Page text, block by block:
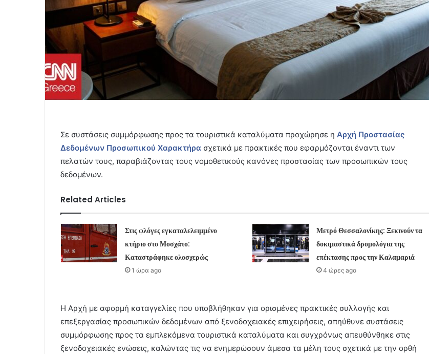
Σε συστάσεις συμμόρφωσης προς τα τουριστικά καταλύματα προχώρησε η Αρχή Προστασίας
Δεδομένων Προσωπικού Χαρακτήρα σχετικά με πρακτικές που εφαρμόζονται έναντι των
πελατών τους, παραβιάζοντας τους νομοθετικούς κανόνες προστασίας των προσωπικών τους
δεδομένων.
Related Articles
Στις φλόγες εγκαταλελειμμένο
κτήριο στο Μοσχάτο:
Καταστράφηκε ολοσχερώς
1 ώρα ago
Μετρό Θεσσαλονίκης: Ξεκινούν τα
δοκιμαστικά δρομολόγια της
επέκτασης προς την Καλαμαριά
4 ώρες ago
Η Αρχή με αφορμή καταγγελίες που υποβλήθηκαν για ορισμένες πρακτικές συλλογής και
επεξεργασίας προσωπικών δεδομένων από ξενοδοχειακές επιχειρήσεις, απηύθυνε συστάσεις
συμμόρφωσης προς τα εμπλεκόμενα τουριστικά καταλύματα και συγχρόνως απευθύνθηκε στις
ξενοδοχειακές ενώσεις, καλώντας τις να ενημερώσουν άμεσα τα μέλη τους σχετικά με την ορθή